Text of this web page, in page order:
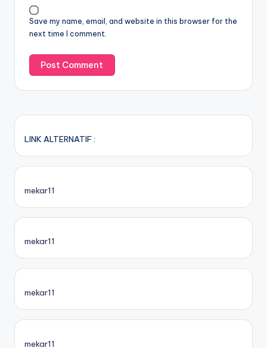
Save my name, email, and website in this browser for the
next time I comment.
LINK ALTERNATIF :
mekar11
mekar11
mekar11
mekar11